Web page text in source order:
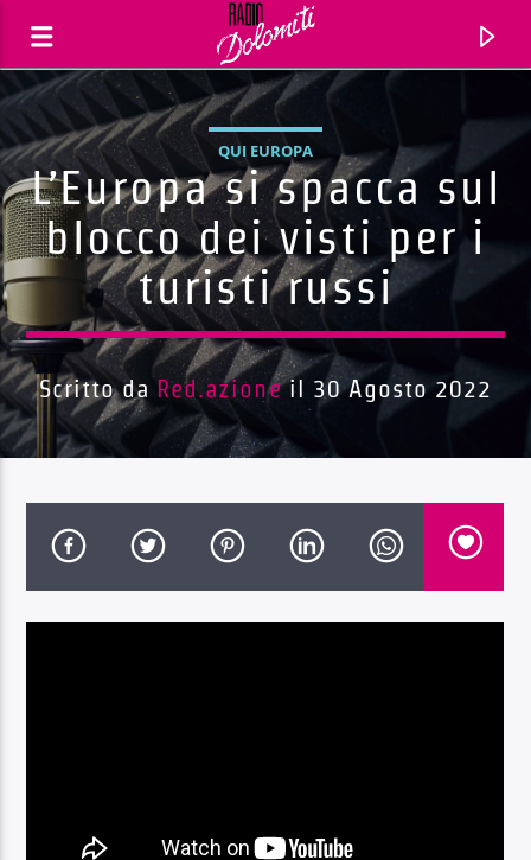
Traccia corrente
QUI EUROPA
L’Europa si spacca sul
blocco dei visti per i
turisti russi
Scritto da Red.azioneil 30 Agosto 2022